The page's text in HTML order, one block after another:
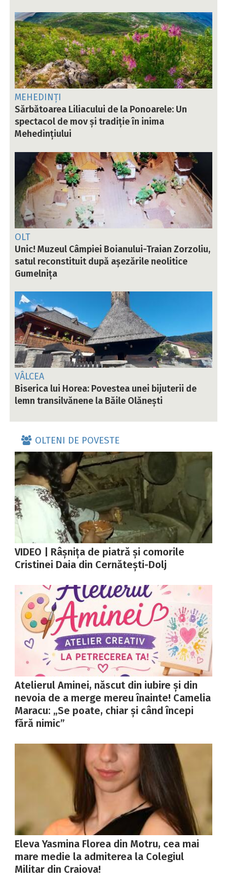
MEHEDINȚI
Sărbătoarea Liliacului de la Ponoarele: Un
spectacol de mov și tradiție în inima
Mehedințiului
OLT
Unic! Muzeul Câmpiei Boianului-Traian Zorzoliu,
satul reconstituit după așezările neolitice
Gumelnița
VÂLCEA
Biserica lui Horea: Povestea unei bijuterii de
lemn transilvănene la Băile Olănești
OLTENI DE POVESTE
VIDEO | Râșnița de piatră și comorile
Cristinei Daia din Cernătești-Dolj
Atelierul Aminei, născut din iubire și din
nevoia de a merge mereu înainte! Camelia
Maracu: „Se poate, chiar și când începi
fără nimic”
Eleva Yasmina Florea din Motru, cea mai
mare medie la admiterea la Colegiul
Militar din Craiova!